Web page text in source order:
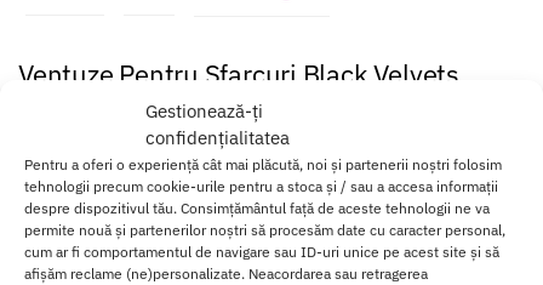
Gestionează-ți
confidențialitatea
Pentru a oferi o experiență cât mai plăcută, noi și partenerii noștri folosim
tehnologii precum cookie-urile pentru a stoca și / sau a accesa informații
despre dispozitivul tău. Consimțământul față de aceste tehnologii ne va
permite nouă și partenerilor noștri să procesăm date cu caracter personal,
cum ar fi comportamentul de navigare sau ID-uri unice pe acest site și să
afișăm reclame (ne)personalizate. Neacordarea sau retragerea
Ventuze Pentru Sfarcuri Black Velvets
Stimularea mameloanelor este la fel de minunata ca stimularea
vaginala sau a clitorisului,poate duce la orgasme la fel de
puternice, dar nu toti o putem experimenta.
Aici intervine gadgetul senzational!
Ventuze pentru mamelon care functioneaza instantaneu!